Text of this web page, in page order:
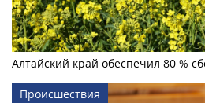
Алтайский край обеспечил 80 %
Происшествия